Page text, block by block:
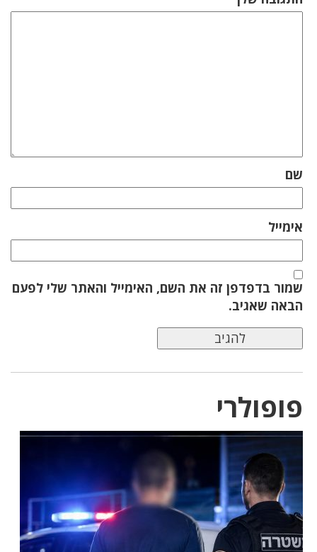
שם
אימייל
שמור בדפדפן זה את השם, האימייל והאתר שלי לפעם
הבאה שאגיב.
פופולרי